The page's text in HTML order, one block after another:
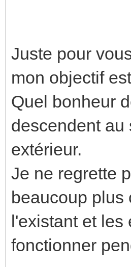
Juste pour
mon objectif
Quel bonheur
descendent au
extérieur.
Je ne regrette
beaucoup plus
l'existant et les
fonctionner